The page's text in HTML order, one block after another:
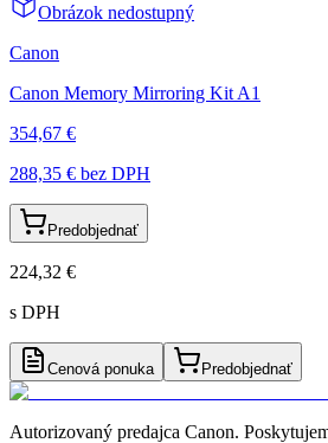
Obrázok nedostupný
Canon
Canon Memory Mirroring Kit A1
354,67 €
288,35 € bez DPH
Predobjednať
224,32 €
s DPH
Cenová ponuka Predobjednať
Autorizovaný predajca Canon.